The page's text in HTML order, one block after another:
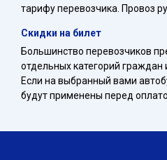
тарифу перевозчика. Провоз
Скидки на билет
Большинство перевозчиков
отдельных категорий граждан
Если на выбранный вами
будут применены перед